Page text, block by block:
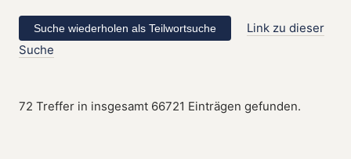
Link zu dieser
Suche
72 Treffer in insgesamt 66721 Einträgen gefunden.